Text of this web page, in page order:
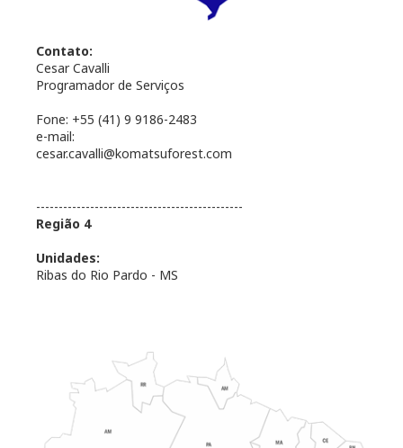
Contato:
Cesar Cavalli
Programador de Serviços
Fone: +55 (41) 9 9186-2483
e-mail:
cesar.cavalli@komatsuforest.com
----------------------------------------------
Região 4
Unidades:
Ribas do Rio Pardo - MS